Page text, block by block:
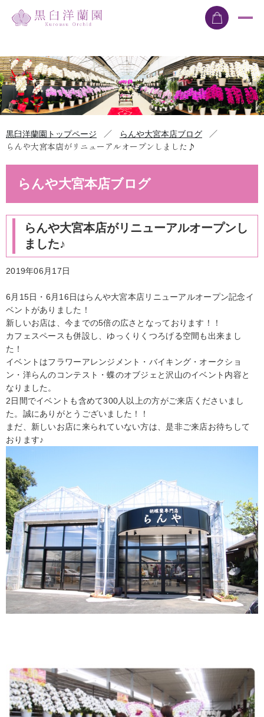
黒臼洋蘭園トップページ ／ らんや大宮本店ブログ
／
らんや大宮本店がリニューアルオープンしました♪
らんや大宮本店ブログ
らんや大宮本店がリニューアルオープンし
ました♪
2019年06月17日
6月15日・6月16日はらんや大宮本店リニューアルオープン記念イ
ベントがありました！
新しいお店は、今までの5倍の広さとなっております！！
カフェスペースも併設し、ゆっくりくつろげる空間も出来まし
た！
イベントはフラワーアレンジメント・バイキング・オークショ
ン・洋らんのコンテスト・蝶のオブジェと沢山のイベント内容と
なりました。
2日間でイベントも含めて300人以上の方がご来店くださいまし
た。誠にありがとうございました！！
まだ、新しいお店に来られていない方は、是非ご来店お待ちして
おります♪